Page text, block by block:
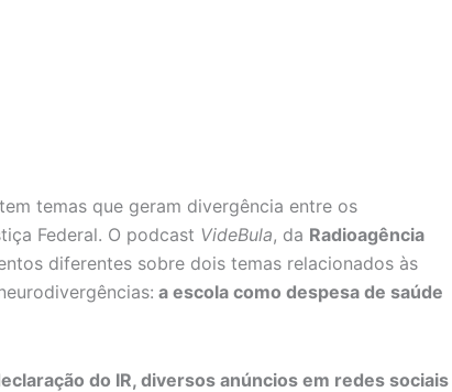
temas que geram divergência entre os
Federal. O podcast VideBula, da Radioagência
diferentes sobre dois temas relacionados às
a escola como despesa de saúde
do IR, diversos anúncios em redes sociais